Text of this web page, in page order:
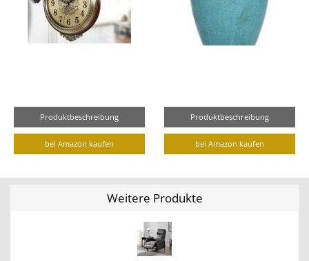
Produktbeschreibung
bei Amazon kaufen
Produktbeschreibung
bei Amazon kaufen
Weitere Produkte